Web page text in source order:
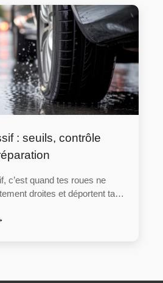
: seuils, contrôle
c’est quand tes roues ne
droites et déportent ta…